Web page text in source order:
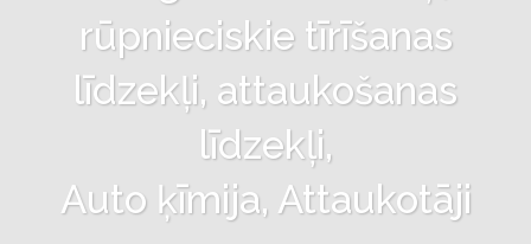
rūpnieciskie tīrīšanas
līdzekļi, attaukošanas
līdzekļi,
Auto ķīmija, Attaukotāji